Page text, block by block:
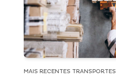
MAIS RECENTES TRANSPORTES